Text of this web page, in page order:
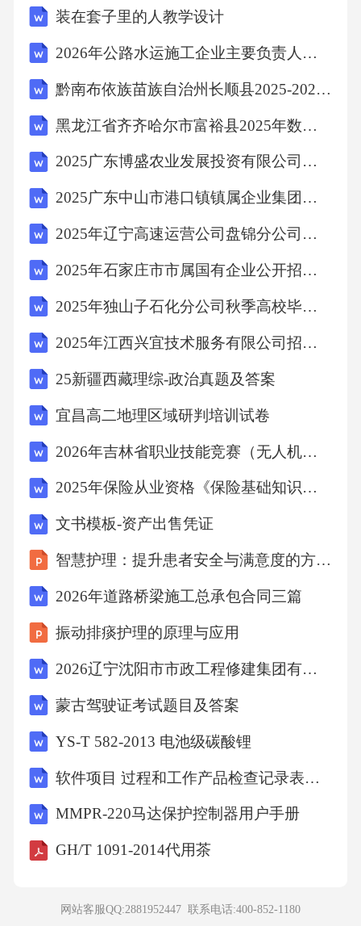
方。果然，她把钥匙掖到了炕席下面。嗨，原
来它就藏在离我脑袋不远的地方。⑧从那以
后，放学回到家，只要家里只有我一个人，我
就把那瓶罐头捧出来把玩、端详，我把鼻头紧
紧贴在瓶身上，想闻到一点点香甜的气味；我
用力摇晃瓶身，看里面的汤汁冒出气泡，看里
面的梨肉上下滑动，像游泳的孩童；我把它顶
掉下摔坏，因为我家的院子都是泥巴地，比较
松软，即使它掉在地上，也没大事。⑨年关将
至，又到走亲戚的时候了，想到这瓶可爱的罐
头要被送走，不知跑到谁家去，我开始忧心起
来，有点闷闷不乐。我躲在一旁，默默地望着
那瓶已经被我摸弄得有点变色的梨水罐头，乳
白色的金属瓶盖都有点发黑发乌了，显得陈旧
了许多。我还用小刀在上面刻了个小小的三角
量，打算把这瓶罐头送到大姑奶奶家去。我在
一旁跳出来，说：“不行！送我姥姥吧！我姥姥
牙不好，吃这个咬得动。”爹和娘看我一眼，点
了头。我心里面的如意小算盘是，过段时间我
这瓶罐头给我吃呢！⑪出了正月，我跟娘说想
去姥姥家玩玩，娘同意了我一个人去。姥姥家
离我家只有八里地，每次我都是走着去，边走
一会儿就到了姥姥家。我的目光在屋子里睃来
睃去，就想看到一样东西。可是没有。终于忍
不住，我问姥姥：“初三拜年，我娘带来一个大
梨罐头，姥姥还记得吗？”姥姥有点耳聋，我说
装在套子里的人教学设计
2026年公路水运施工企业主要负责人考试题库（附答案）
黔南布依族苗族自治州长顺县2025-2026学年数学四下期末统考试题（含答案）
黑龙江省齐齐哈尔市富裕县2025年数学三年级第二学期期中统考模拟试题（含答案解析）
2025广东博盛农业发展投资有限公司招聘拟聘用笔试历年常考点试题专练附带答案详解
2025广东中山市港口镇镇属企业集团招聘员工1人笔试历年常考点试题专练附带答案详解
2025年辽宁高速运营公司盘锦分公司招聘30人笔试历年常考点试题专练附带答案详解
2025年石家庄市市属国有企业公开招聘应届毕业生223人笔试历年难易错考点试卷带答案解析
2025年独山子石化分公司秋季高校毕业生招聘（210人）笔试历年难易错考点试卷带答案解析
2025年江西兴宜技术服务有限公司招聘5人笔试历年常考点试题专练附带答案详解
25新疆西藏理综-政治真题及答案
宜昌高二地理区域研判培训试卷
2026年吉林省职业技能竞赛（无人机装调检修工）模拟试题及答案
2025年保险从业资格《保险基础知识》模拟试题及答案
文书模板-资产出售凭证
智慧护理：提升患者安全与满意度的方法与实践
2026年道路桥梁施工总承包合同三篇
振动排痰护理的原理与应用
2026辽宁沈阳市市政工程修建集团有限公司招聘7人笔试模拟试题及答案详解
蒙古驾驶证考试题目及答案
YS-T 582-2013 电池级碳酸锂
软件项目 过程和工作产品检查记录表全套
MMPR-220马达保护控制器用户手册
GH/T 1091-2014代用茶
网站客服QQ:2881952447 联系电话:400-852-1180